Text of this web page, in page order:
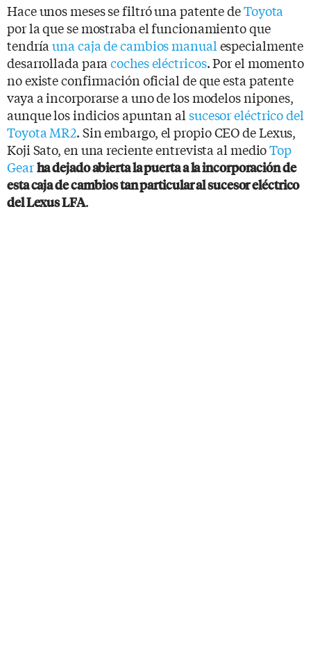
Hace unos meses se filtró una patente deToyota
por la que se mostraba el funcionamiento que
tendríauna caja de cambios manual especialmente
desarrollada paracoches eléctricos. Por el momento
no existe confirmación oficial de que esta patente
vaya a incorporarse a uno de los modelos nipones,
aunque los indicios apuntan al sucesor eléctrico del
Toyota MR2. Sin embargo, el propio CEO de Lexus,
Koji Sato, en una reciente entrevista al medioTop
Gearha dejado abierta la puerta a la incorporación de
esta caja de cambios tan particular al sucesor eléctrico
del Lexus LFA.